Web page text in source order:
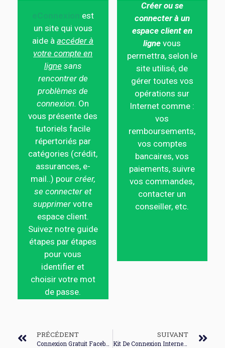
est
un site qui vous
aide àaccéder à
votre compte en
ligne sans
rencontrer de
problèmes de
connexion. On
vous présente des
tutoriels facile
répertoriés par
catégories (crédit,
assurances, e-
mail..) pour créer,
se connecter et
supprimer votre
espace client.
Suivez notre guide
étapes par étapes
pour vous
identifier et
choisir votre mot
de passe.
Créer ou se
connecter à un
espace client en
ligne vous
permettra, selon le
site utilisé, de
gérer toutes vos
opérations sur
Internet comme :
vos
remboursements,
vos comptes
bancaires, vos
paiements, suivre
vos commandes,
contacter un
conseiller, etc.
PRÉCÉDENT SUIVANT
Kit De Connexion Internet Sfr Telecharger